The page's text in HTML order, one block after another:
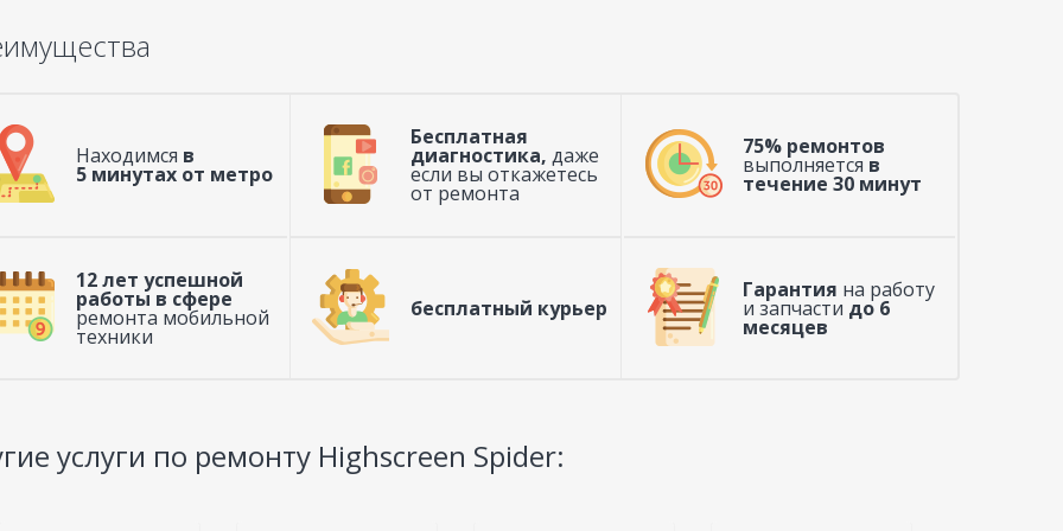
Находимся в
5 минутах от метро
Бесплатная
диагностика, даже
если вы откажетесь
от ремонта
75% ремонтов
выполняется в
течение 30 минут
12 лет успешной
работы в сфере
ремонта мобильной
техники
бесплатный курьер
Гарантия на работу
и запчасти до 6
месяцев
услуги по ремонту Highscreen Spider: